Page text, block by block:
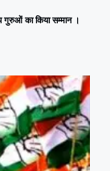
गुरुओं का किया सम्मान ।